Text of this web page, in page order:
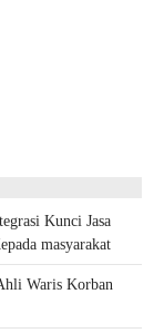
Kunci Jasa
masyarakat
Waris Korban